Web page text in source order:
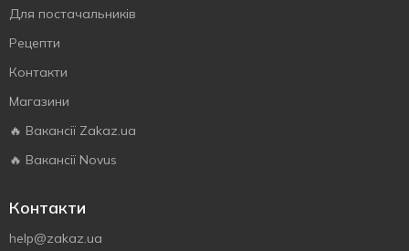
Для постачальників
Рецепти
Контакти
Магазини
🔥 Вакансії Zakaz.ua
🔥 Вакансії Novus
Контакти
help@zakaz.ua